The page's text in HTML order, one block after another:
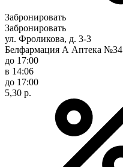
Забронировать
Забронировать
ул. Фроликова, д. 3-3
Белфармация А Аптека №34
до 17:00
в 14:06
до 17:00
5,30 р.